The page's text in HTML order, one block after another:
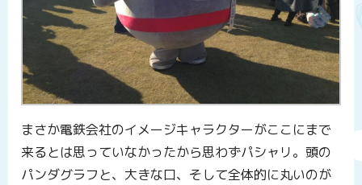
まさか電鉄会社のイメージキャラクターがここにまで
来るとは思っていなかったから思わずパシャリ。頭の
パンダグラフと、大きな口、そして全体的に丸いのが